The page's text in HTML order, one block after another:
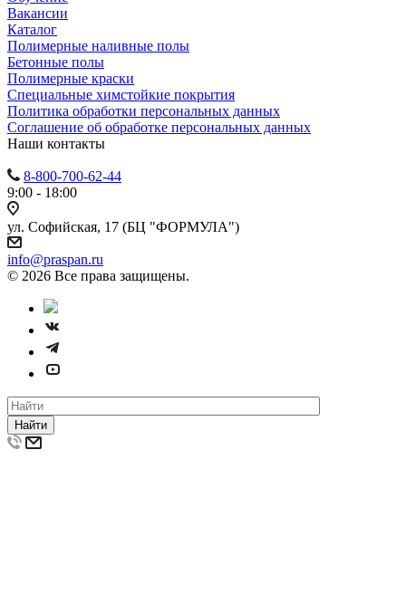
Вакансии
Каталог
Полимерные наливные полы
Бетонные полы
Полимерные краски
Специальные химстойкие покрытия
Политика обработки персональных данных
Cоглашение об обработке персональных данных
Наши контакты
8-800-700-62-44
9:00 - 18:00
ул. Софийская, 17 (БЦ "ФОРМУЛА")
info@praspan.ru
© 2026 Все права защищены.
Найти